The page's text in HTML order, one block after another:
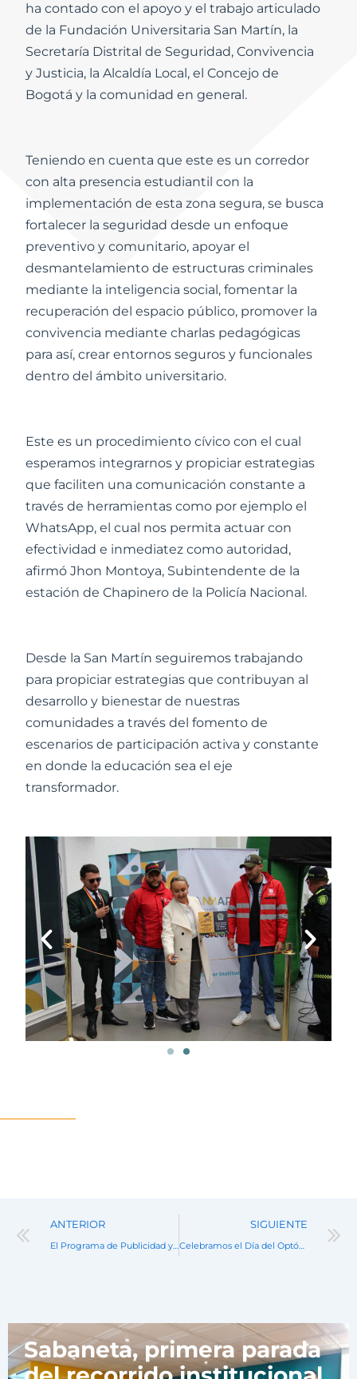
ha contado con el apoyo y el trabajo articulado
de la Fundación Universitaria San Martín, la
Secretaría Distrital de Seguridad, Convivencia
y Justicia, la Alcaldía Local, el Concejo de
Bogotá y la comunidad en general.
Teniendo en cuenta que este es un corredor
con alta presencia estudiantil con la
implementación de esta zona segura, se busca
fortalecer la seguridad desde un enfoque
preventivo y comunitario, apoyar el
desmantelamiento de estructuras criminales
mediante la inteligencia social, fomentar la
recuperación del espacio público, promover la
convivencia mediante charlas pedagógicas
para así, crear entornos seguros y funcionales
dentro del ámbito universitario.
Este es un procedimiento cívico con el cual
esperamos integrarnos y propiciar estrategias
que faciliten una comunicación constante a
través de herramientas como por ejemplo el
WhatsApp, el cual nos permita actuar con
efectividad e inmediatez como autoridad,
afirmó Jhon Montoya, Subintendente de la
estación de Chapinero de la Policía Nacional.
Desde la San Martín seguiremos trabajando
para propiciar estrategias que contribuyan al
desarrollo y bienestar de nuestras
comunidades a través del fomento de
escenarios de participación activa y constante
en donde la educación sea el eje
transformador.
Anterior
Prev
ANTERIOR
El Programa de Publicidad y Mercadeo de la San Martín renueva su Registro Calificado
SIGUIENTE
Celebramos el Día del Optómetra con el conversatorio: “Miradas que transforman”
Sabaneta, primera parada